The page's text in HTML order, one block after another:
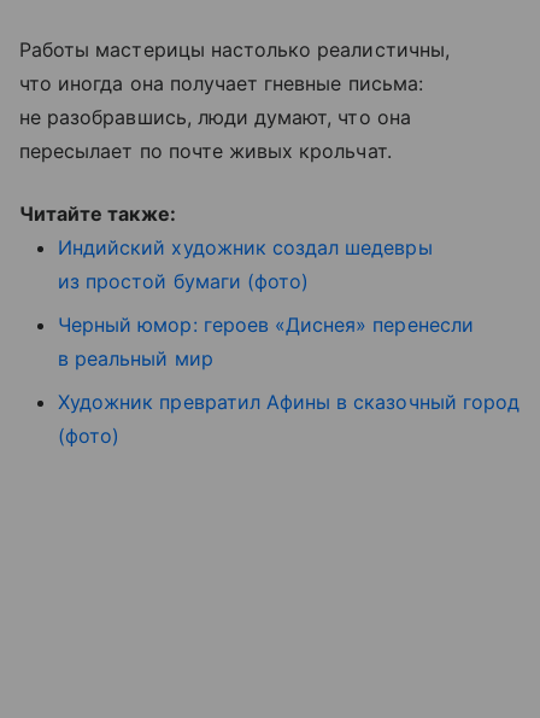
Работы мастерицы настолько реалистичны,
что иногда она получает гневные письма:
не разобравшись, люди думают, что она
пересылает по почте живых крольчат.
Читайте также:
Индийский художник создал шедевры
из простой бумаги (фото)
Черный юмор: героев «Диснея» перенесли
в реальный мир
Художник превратил Афины в сказочный город
(фото)